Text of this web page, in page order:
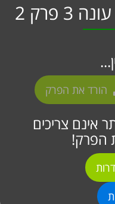
פרק 2
הורד את הפרק
אינם צריכים
הפרק!